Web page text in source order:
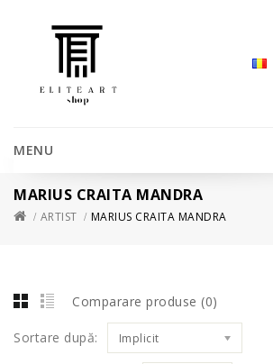
MENU
MARIUS CRAITA MANDRA
ARTIST MARIUS CRAITA MANDRA
Comparare produse (0)
Sortare după: Implicit